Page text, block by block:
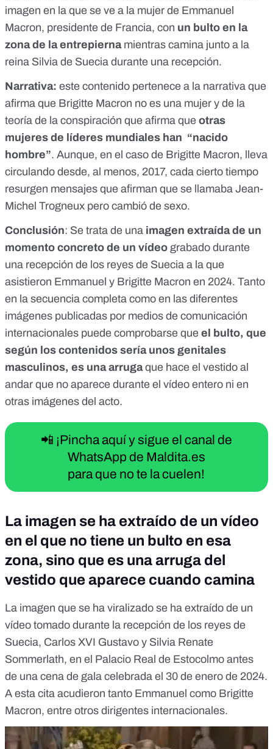
imagen en la que se ve a la mujer de Emmanuel
Macron, presidente de Francia, con un bulto en la
zona de la entrepierna mientras camina junto a la
reina Silvia de Suecia durante una recepción.
Narrativa: este contenido pertenece a la narrativa que
afirma que Brigitte Macron no es una mujer y de la
teoría de la conspiración que afirma que otras
mujeres de líderes mundiales han “nacido
hombre”. Aunque, en el caso de Brigitte Macron, lleva
circulando desde, al menos, 2017, cada cierto tiempo
resurgen mensajes que afirman que se llamaba Jean-
Michel Trogneux pero cambió de sexo.
Conclusión: Se trata de una imagen extraída de un
momento concreto de un vídeo grabado durante
una recepción de los reyes de Suecia a la que
asistieron Emmanuel y Brigitte Macron en 2024. Tanto
en la secuencia completa como en las diferentes
imágenes publicadas por medios de comunicación
internacionales puede comprobarse que el bulto, que
según los contenidos sería unos genitales
masculinos, es una arrugaque hace el vestido al
andar que no aparece durante el vídeo entero ni en
otras imágenes del acto.
📲 ¡Pincha aquí y sigue el canal de
WhatsApp de Maldita.es
para que no te la cuelen!
La imagen se ha extraído de un vídeo
en el que no tiene un bulto en esa
zona, sino que es una arruga del
vestido que aparece cuando camina
La imagen que se ha viralizado se ha extraído de un
vídeo tomado durante la recepción de los reyes de
Suecia, Carlos XVI Gustavo y Silvia Renate
Sommerlath, en el Palacio Real de Estocolmo antes
de una cena de gala celebrada el 30 de enero de 2024.
A esta cita acudieron tanto Emmanuel como Brigitte
Macron, entre otros dirigentes internacionales.